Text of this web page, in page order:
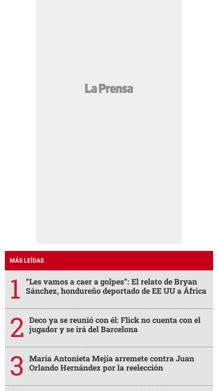
MÁS LEÍDAS
“Les vamos a caer a golpes”: El relato de Bryan
Sánchez, hondureño deportado de EE UU a África
Deco ya se reunió con él: Flick no cuenta con el
jugador y se irá del Barcelona
María Antonieta Mejía arremete contra Juan
Orlando Hernández por la reelección